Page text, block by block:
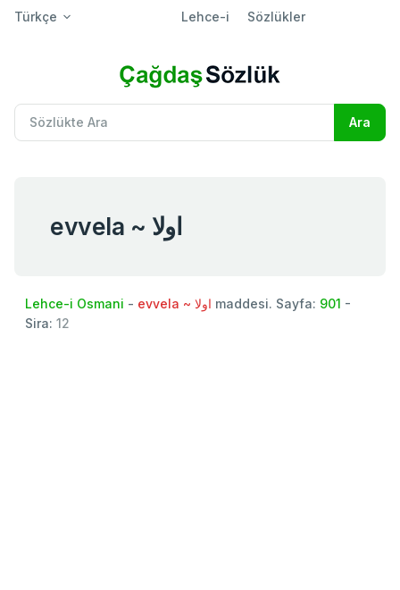
Türkçe Lehce-i Sözlükler
evvela ~ اولا
Lehce-i Osmani - evvela ~ اولا maddesi. Sayfa: 901 -
Sira: 12